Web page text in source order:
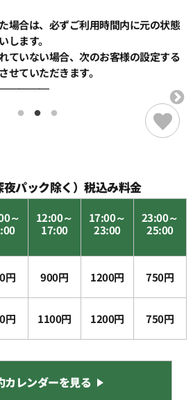
場合は、必ずご利用時間内に元の状態
します。
ていない場合、次のお客様の設定する
せていただきます。
パック除く）税込み料金
～
12:00～
17:00
17:00～
23:00
23:00～
25:00
円 900円 1200円 750円
円 1100円 1200円 750円
カレンダーを見る